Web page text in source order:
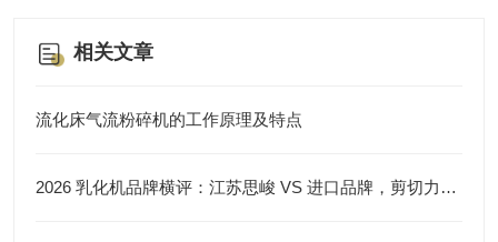
相关文章
流化床气流粉碎机的工作原理及特点
2026 乳化机品牌横评：江苏思峻 VS 进口品牌，剪切力与性价比谁更优？（附FAQ常见问题解答）